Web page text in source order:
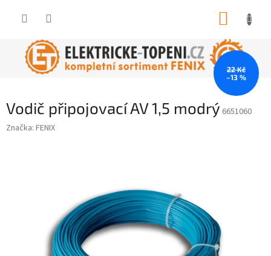
Vodič připojovací AV 1,5 modrý 6651060
Značka: FENIX
22 Kč
–13 %